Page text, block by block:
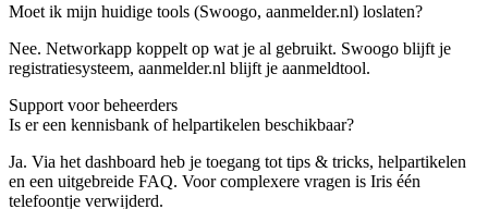
Moet ik mijn huidige tools (Swoogo, aanmelder.nl) loslaten?
Nee. Networkapp koppelt op wat je al gebruikt. Swoogo blijft je
registratiesysteem, aanmelder.nl blijft je aanmeldtool.
Support voor beheerders
Is er een kennisbank of helpartikelen beschikbaar?
Ja. Via het dashboard heb je toegang tot tips & tricks, helpartikelen
en een uitgebreide FAQ. Voor complexere vragen is Iris één
telefoontje verwijderd.